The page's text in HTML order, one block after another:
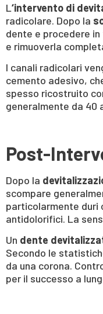
L‘intervento di
radicolare. Dopo la
dente e procedere
e rimuoverla
I canali radicolari
cemento adesivo,
spesso ricostruito
generalmente da 40
Post-
Dopo la
scompare
particolarmente duri
antidolorifici. La
Un dente
Secondo le
da una corona.
per il successo a